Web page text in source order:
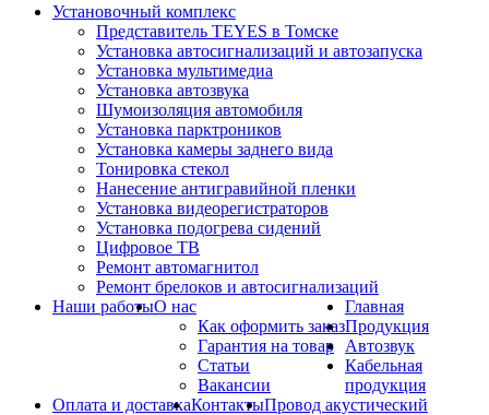
Установочный комплекс
Представитель TEYES в Томске
Установка автосигнализаций и автозапуска
Установка мультимедиа
Установка автозвука
Шумоизоляция автомобиля
Установка парктроников
Установка камеры заднего вида
Тонировка стекол
Нанесение антигравийной пленки
Установка видеорегистраторов
Установка подогрева сидений
Цифровое ТВ
Ремонт автомагнитол
Ремонт брелоков и автосигнализаций
Наши работыО нас
Как оформить заказ
Гарантия на товар
Статьи
Вакансии
Оплата и доставкаКонтакты
Главная
Продукция
Автозвук
Кабельная
продукция
Провод акустический